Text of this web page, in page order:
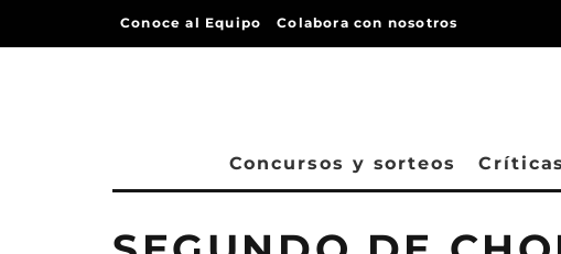
Conoce al Equipo Colabora con nosotros
Concursos y sorteos Críticas